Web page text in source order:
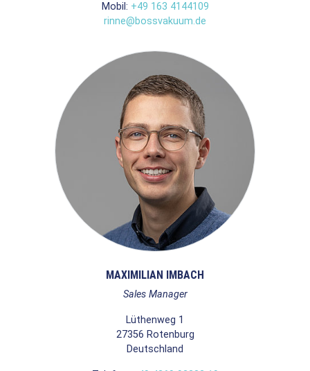
Mobil: +49 163 4144109
rinne@bossvakuum.de
MAXIMILIAN IMBACH
Sales Manager
Lüthenweg 1
27356 Rotenburg
Deutschland